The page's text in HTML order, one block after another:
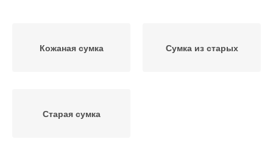
Кожаная сумка Сумка из старых
Старая сумка